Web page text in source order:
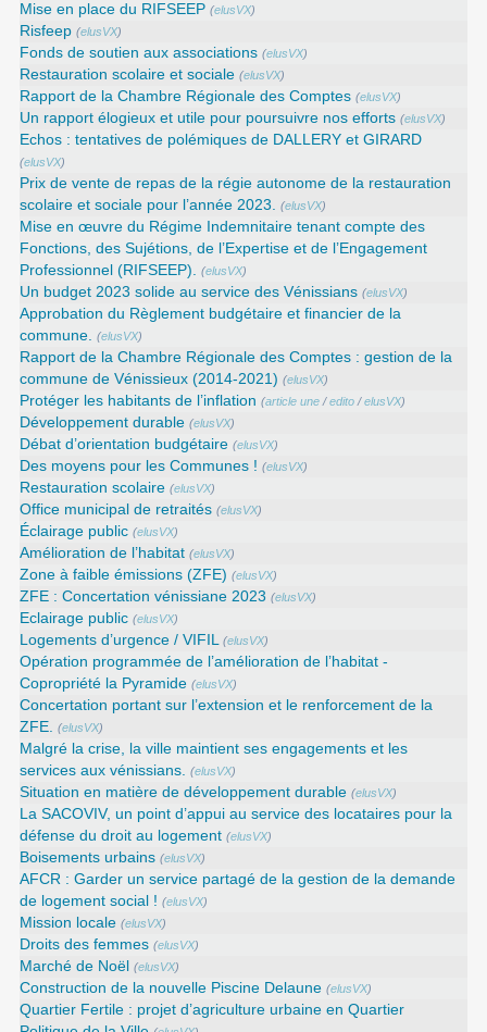
Mise en place du RIFSEEP (elusVX)
Risfeep (elusVX)
Fonds de soutien aux associations (elusVX)
Restauration scolaire et sociale (elusVX)
Rapport de la Chambre Régionale des Comptes (elusVX)
Un rapport élogieux et utile pour poursuivre nos efforts (elusVX)
Echos : tentatives de polémiques de DALLERY et GIRARD
(elusVX)
Prix de vente de repas de la régie autonome de la restauration
scolaire et sociale pour l’année 2023. (elusVX)
Mise en œuvre du Régime Indemnitaire tenant compte des
Fonctions, des Sujétions, de l’Expertise et de l’Engagement
Professionnel (RIFSEEP). (elusVX)
Un budget 2023 solide au service des Vénissians (elusVX)
Approbation du Règlement budgétaire et financier de la
commune. (elusVX)
Rapport de la Chambre Régionale des Comptes : gestion de la
commune de Vénissieux (2014-2021) (elusVX)
Protéger les habitants de l’inflation (article une /edito /elusVX)
Développement durable (elusVX)
Débat d’orientation budgétaire (elusVX)
Des moyens pour les Communes ! (elusVX)
Restauration scolaire (elusVX)
Office municipal de retraités (elusVX)
Éclairage public (elusVX)
Amélioration de l’habitat (elusVX)
Zone à faible émissions (ZFE) (elusVX)
ZFE : Concertation vénissiane 2023 (elusVX)
Eclairage public (elusVX)
Logements d’urgence / VIFIL (elusVX)
Opération programmée de l’amélioration de l’habitat -
Copropriété la Pyramide (elusVX)
Concertation portant sur l’extension et le renforcement de la
ZFE. (elusVX)
Malgré la crise, la ville maintient ses engagements et les
services aux vénissians. (elusVX)
Situation en matière de développement durable (elusVX)
La SACOVIV, un point d’appui au service des locataires pour la
défense du droit au logement (elusVX)
Boisements urbains (elusVX)
AFCR : Garder un service partagé de la gestion de la demande
de logement social ! (elusVX)
Mission locale (elusVX)
Droits des femmes (elusVX)
Marché de Noël (elusVX)
Construction de la nouvelle Piscine Delaune (elusVX)
Quartier Fertile : projet d’agriculture urbaine en Quartier